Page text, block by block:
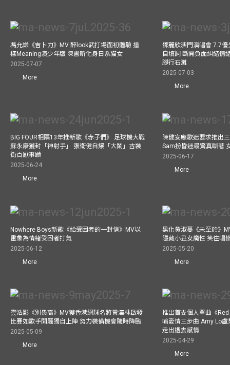
馮允謙《吉卜力》MV 醉look武打場面初體驗 撞
樣Meaning演少年版 陳書昕化身日系貓女
2025-07-07
More
鄧麗欣澳門演唱會 7.7
自填詞 斷開負面糾結情
腳行石灘
2025-07-03
More
BIG FOUR相隔13年推新歌《赤子們》 足球機大戰
蘇永康獲封「神射手」 張衞健自爆「大鬧」古裝
街百厭事蹟
2025-06-24
More
陳健安應歌迷要求推出
Sam扮昏迷最驚真瞓著
2025-06-17
More
Nowhere Boys新歌《給受困者的一封信》MV以
畫象為情緒受困者打氣
2025-06-12
More
黑化黃淑蔓《未至於》
隱藏小丑女魔性 笑住唱
2025-05-20
More
雲浩影《別畏高》MV獲香港網球名將黃澤林啟發
比賽如歌手開騷獨自上陣 努力裝備機會隨時降臨
2025-05-09
More
推出首支個人單曲《
喻愛情三步曲 Amy Lo
走出逝去感情
2025-04-29
More